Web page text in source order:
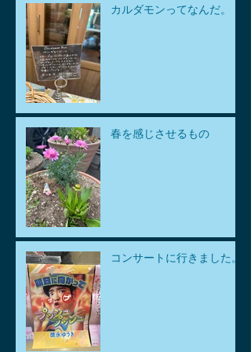
カルダモンってなんだ。
春を感じさせるもの
コンサートに行きました。